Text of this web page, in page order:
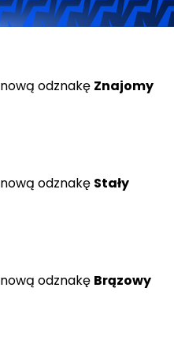
nową odznakę Znajomy
nową odznakę Stały
nową odznakę Brązowy